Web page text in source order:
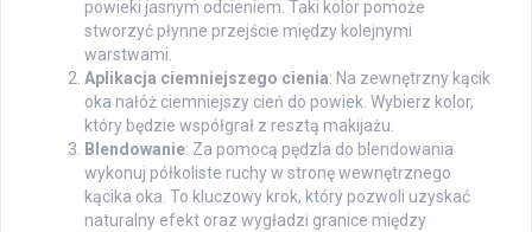
powieki jasnym odcieniem. Taki kolor pomoże
stworzyć płynne przejście między kolejnymi
warstwami.
Aplikacja ciemniejszego cienia: Na zewnętrzny kącik
oka nałóż ciemniejszy cień do powiek. Wybierz kolor,
który będzie współgrał z resztą makijażu.
Blendowanie: Za pomocą pędzla do blendowania
wykonuj półkoliste ruchy w stronę wewnętrznego
kącika oka. To kluczowy krok, który pozwoli uzyskać
naturalny efekt oraz wygładzi granice między